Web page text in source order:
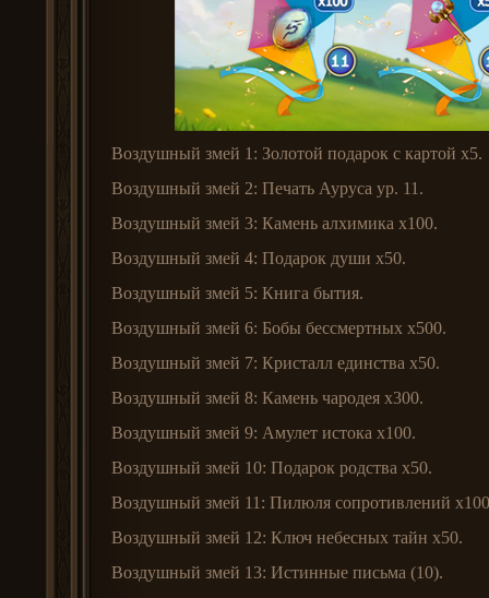
Воздушный змей 1: Золотой подарок с картой x5.
Воздушный змей 2: Печать Ауруса ур. 11.
Воздушный змей 3: Камень алхимика x100.
Воздушный змей 4: Подарок души x50.
Воздушный змей 5: Книга бытия.
Воздушный змей 6: Бобы бессмертных x500.
Воздушный змей 7: Кристалл единства x50.
Воздушный змей 8: Камень чародея x300.
Воздушный змей 9: Амулет истока x100.
Воздушный змей 10: Подарок родства x50.
Воздушный змей 11: Пилюля сопротивлений
Воздушный змей 12: Ключ небесных тайн x50.
Воздушный змей 13: Истинные письма (10).